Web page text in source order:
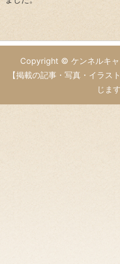
Copyright © ケンネルキ
【掲載の記事・写真・イラス
じます